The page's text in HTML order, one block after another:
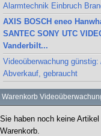
Alarmtechnik Einbruch
AXIS BOSCH eneo
SANTEC SONY UTC
Vanderbilt...
Videoüberwachung günstig:
Abverkauf, gebraucht
Warenkorb
Sie haben noch keine Artikel
Warenkorb.